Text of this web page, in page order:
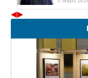
Yusuf
11 Mayıs
◀▶